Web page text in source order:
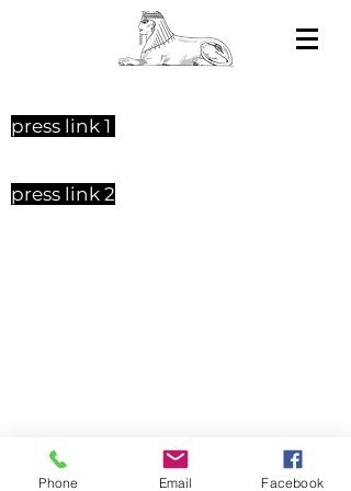
press link 1
press link 2
Phone Email Facebook